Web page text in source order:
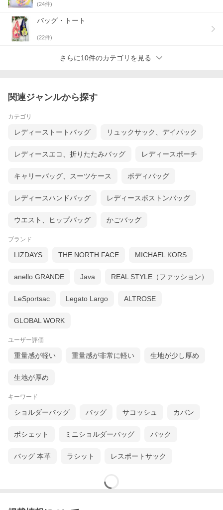
(24件)
バッグ・トート
(22件)
さらに10件のカテゴリを見る
関連ジャンルから探す
カテゴリ
レディーストートバッグ リュックサック、デイパック
レディースエコ、折りたたみバッグ レディースポーチ
キャリーバッグ、スーツケース ボディバッグ
レディースハンドバッグ レディースボストンバッグ
ウエスト、ヒップバッグ かごバッグ
ブランド
LIZDAYS THE NORTH FACE MICHAEL KORS
anello GRANDE Java REAL STYLE（ファッション）
LeSportsac Legato Largo ALTROSE
GLOBAL WORK
ユーザー評価
重量感が軽い 重量感が非常に軽い 生地が少し厚め
生地が厚め
キーワード
ショルダーバッグ バッグ サコッシュ カバン
ポシェット ミニショルダーバッグ バック
バッグ 本革 ラシット レスポートサック